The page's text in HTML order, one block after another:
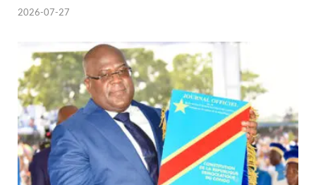
2026-07-27